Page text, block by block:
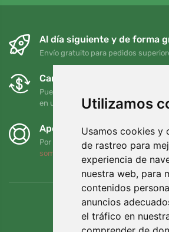
Utilizamos
Usamos cookies y
de rastreo para
experiencia de
nuestra web, para
contenidos
anuncios
el tráfico en
Al día siguiente y de forma
Envío gratuito para pedidos
Cambios y devoluciones
Puede devolver o cambiar su pedido
en un plazo de 90 días
Apoyamos a Trees.org
Por cada pedido plantamos un árbol.
somos